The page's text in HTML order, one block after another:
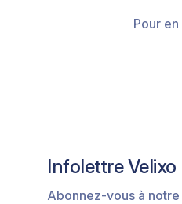
Pour
Infolettre Velixo
Abonnez-vous à